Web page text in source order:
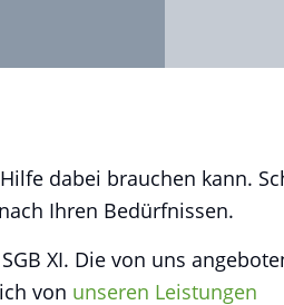
dabei brauchen kann.
Ihren Bedürfnissen.
XI. Die von uns
von unseren Leistungen